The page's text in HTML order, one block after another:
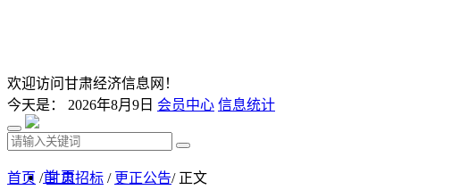
欢迎访问甘肃经济信息网！
今天是： 2026年8月9日 会员中心 信息统计
首 页
首页 /甘肃招标 / 更正公告/ 正文